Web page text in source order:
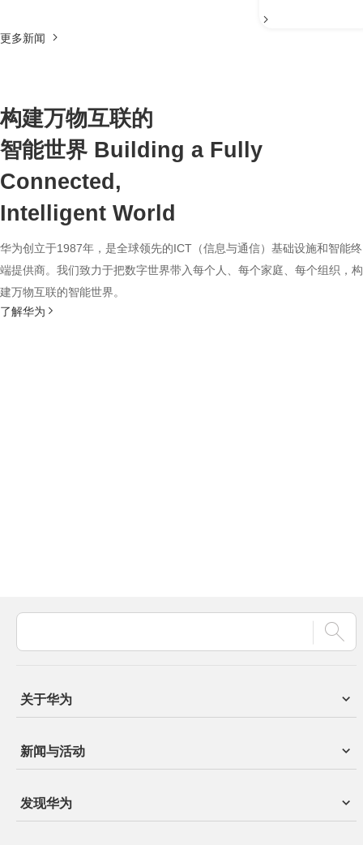
更多新闻
构建万物互联的
智能世界 Building a Fully
Connected,
Intelligent World
华为创立于1987年，是全球领先的ICT（信息与通信）基础设施和智能终
端提供商。我们致力于把数字世界带入每个人、每个家庭、每个组织，构
建万物互联的智能世界。
了解华为
关于华为
新闻与活动
发现华为